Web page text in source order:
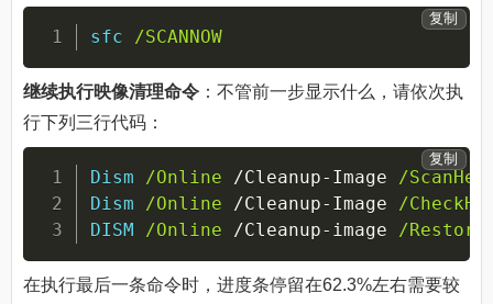
sfc /SCANNOW
复制
继续执行映像清理命令 ：不管前一步显示什么，请依次执
行下列三行代码：
Dism /Online /Cleanup-Image
/
Dism
/Online /Cleanup-Image
/
DISM
/Online /Cleanup-image /
复制
在执行最后一条命令时，进度条停留在62.3%左右需要较